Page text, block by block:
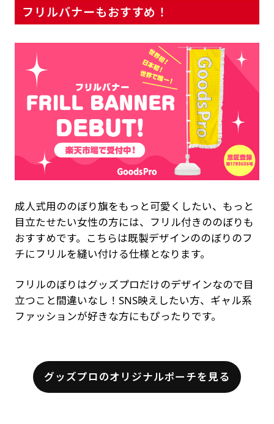
フリルバナーもおすすめ！
成人式用ののぼり旗をもっと可愛くしたい、もっと
目立たせたい女性の方には、フリル付きののぼりも
おすすめです。こちらは既製デザインののぼりのフ
チにフリルを縫い付ける仕様となります。
フリルのぼりはグッズプロだけのデザインなので目
立つこと間違いなし！SNS映えしたい方、ギャル系
ファッションが好きな方にもぴったりです。
グッズプロのオリジナルポーチを見る